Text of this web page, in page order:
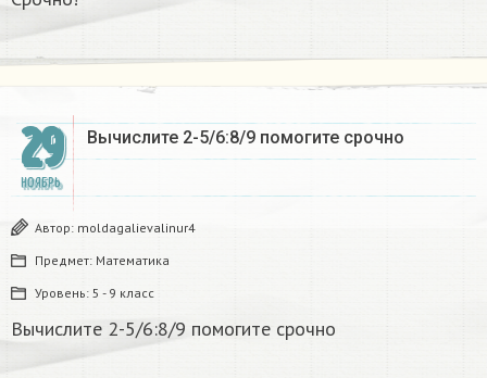
29
НОЯБРЬ
Вычислите 2-5/6:8/9 помогите срочно
Автор: moldagalievalinur4
Предмет: Математика
Уровень: 5 - 9 класс
Вычислите 2-5/6:8/9 помогите срочно